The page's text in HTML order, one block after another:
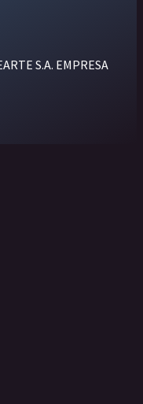
S.A. EMPRESA